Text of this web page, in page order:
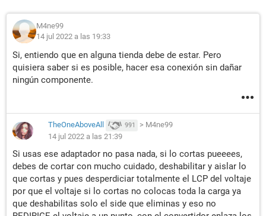
M4ne99
14 jul 2022 a las 19:33
Si, entiendo que en alguna tienda debe de estar. Pero
quisiera saber si es posible, hacer esa conexión sin dañar
ningún componente.
TheOneAboveAll 991 > M4ne99
14 jul 2022 a las 21:39
Si usas ese adaptador no pasa nada, si lo cortas pueeees,
debes de cortar con mucho cuidado, deshabilitar y aislar lo
que cortas y pues desperdiciar totalmente el LCP del voltaje
por que el voltaje si lo cortas no colocas toda la carga ya
que deshabilitas solo el side que eliminas y eso no